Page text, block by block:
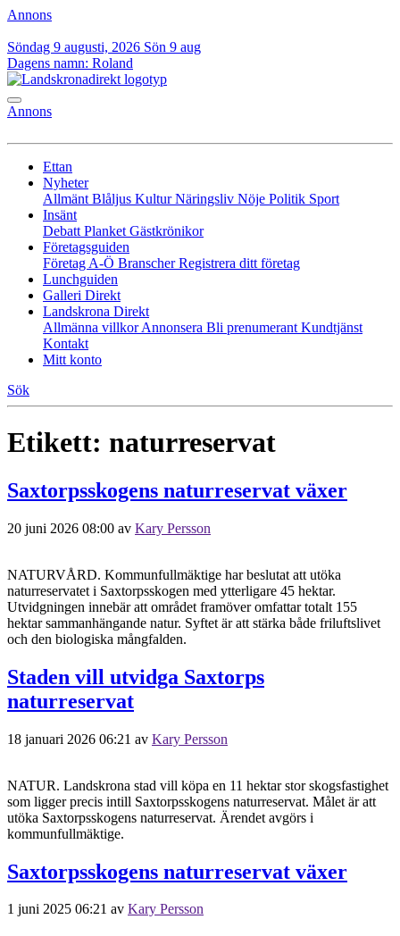
Annons
Söndag 9 augusti, 2026 Sön 9 aug
Dagens namn: Roland
Annons
Ettan
Nyheter
Allmänt Blåljus KulturNäringsliv Nöje Politik Sport
Insänt
Debatt Planket Gästkrönikor
Företagsguiden
Företag A-Ö BranscherRegistrera ditt företag
Lunchguiden
Galleri Direkt
Landskrona Direkt
Allmänna villkorAnnonsera Bli prenumerant Kundtjänst
Kontakt
Mitt konto
Sök
Etikett: naturreservat
Saxtorpsskogens naturreservat växer
20 juni 2026 08:00 av Kary Persson
NATURVÅRD. Kommunfullmäktige har beslutat att utöka
naturreservatet i Saxtorpsskogen med ytterligare 45 hektar.
Utvidgningen innebär att området framöver omfattar totalt 155
hektar sammanhängande natur. Syftet är att stärka både friluftslivet
och den biologiska mångfalden.
Staden vill utvidga Saxtorps
naturreservat
18 januari 2026 06:21 av Kary Persson
NATUR. Landskrona stad vill köpa en 11 hektar stor skogsfastighet
som ligger precis intill Saxtorpsskogens naturreservat. Målet är att
utöka Saxtorpsskogens naturreservat. Ärendet avgörs i
kommunfullmäktige.
Saxtorpsskogens naturreservat växer
1 juni 2025 06:21 av Kary Persson